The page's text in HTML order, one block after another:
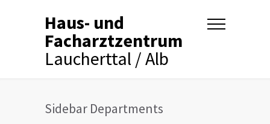
Haus- und
Facharztzentrum
Laucherttal / Alb
Sidebar Departments